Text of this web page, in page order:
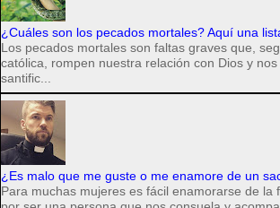
¿Cuáles son los pecados mortales? Aquí una
Los pecados mortales son faltas graves que,
católica, rompen nuestra relación con Dios y
santific...
¿Es malo que me guste o me enamore de un
Para muchas mujeres es fácil enamorarse de la